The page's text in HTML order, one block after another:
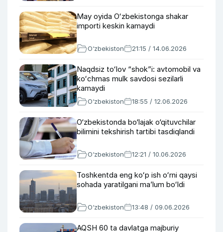
May oyida Oʻzbekistonga shakar
importi keskin kamaydi
O‘zbekiston 21:15 / 14.06.2026
Naqdsiz toʻlov “shok”i: avtomobil va
koʻchmas mulk savdosi sezilarli
kamaydi
O‘zbekiston 18:55 / 12.06.2026
O‘zbekistonda bo‘lajak o‘qituvchilar
bilimini tekshirish tartibi tasdiqlandi
O‘zbekiston 12:21 / 10.06.2026
Toshkentda eng koʻp ish oʻrni qaysi
sohada yaratilgani maʼlum boʻldi
O‘zbekiston 13:48 / 09.06.2026
AQSH 60 ta davlatga majburiy